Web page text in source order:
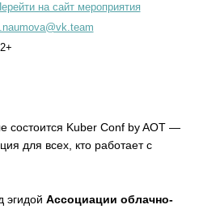
на сайт мероприятия
состоится Kuber Conf by AOT —
для всех, кто работает с
эгидойАссоциации облачно-